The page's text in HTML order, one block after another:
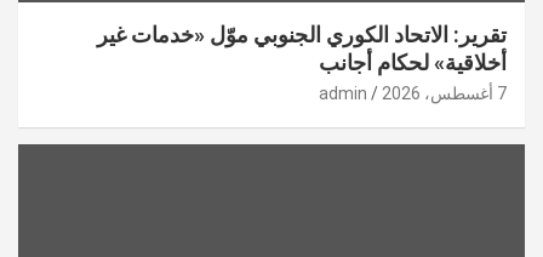
تقرير: الاتحاد الكوري الجنوبي موّل «خدمات غير
أخلاقية» لحكام أجانب
7 أغسطس، 2026 admin